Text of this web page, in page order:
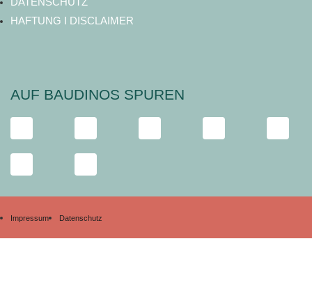
HAFTUNG I DISCLAIMER
AUF BAUDINOS SPUREN
Impressum Datenschutz